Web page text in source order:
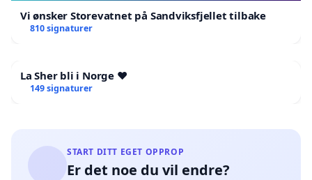
Vi ønsker Storevatnet på Sandviksfjellet tilbake
810 signaturer
La Sher bli i Norge ❤️
149 signaturer
START DITT EGET OPPROP
Er det noe du vil endre?